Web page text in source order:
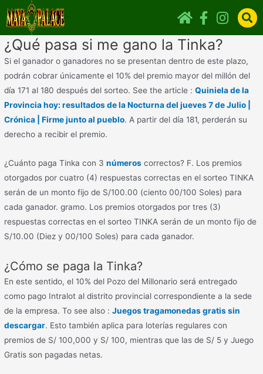
¿Qué pasa si me gano la Tinka?
Si el ganador o ganadores no se presentan dentro de este plazo,
podrán cobrar únicamente el 10% del premio mayor del millón del
día 171 al 180 después del sorteo. See the article :Quiniela de la
Provincia hoy: resultados de la Nocturna del jueves 7 de Julio |
Crónica | Firme junto al pueblo. A partir del día 181, perderán su
derecho a recibir el premio.
¿Cuánto paga Tinka con 3números correctos? F. Los premios
otorgados por cuatro (4) respuestas correctas en el sorteo TINKA
serán de un monto fijo de S/100.00 (ciento 00/100 Soles) para
cada ganador. gramo. Los premios otorgados por tres (3)
respuestas correctas en el sorteo TINKA serán de un monto fijo de
S/10.00 (Diez y 00/100 Soles) para cada ganador.
¿Cómo se paga la Tinka?
En este sentido, el 10% del Pozo del Millonario será entregado
como pago Intralot al distrito provincial correspondiente a la sede
de la empresa. To see also :Juegos tragamonedas gratis sin
descargar. Esto también aplica para loterías regulares con
premios de S/ 100,000 y S/ 100, mientras que las de S/ 5 y Juego
Gratis son pagadas netas.